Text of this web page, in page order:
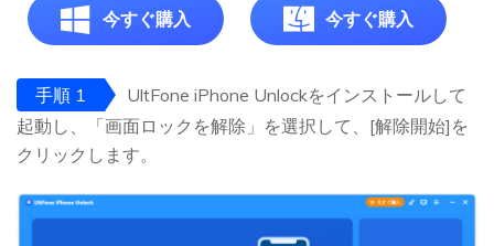
今すぐ購入 今すぐ購入
手順 1
UltFone iPhone Unlockをインストールして
起動し、「画面ロックを解除」を選択して、[解除開始]を
クリックします。